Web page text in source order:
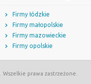
Firmy łódzkie
Firmy małopolskie
Firmy mazowieckie
Firmy opolskie
. Wszelkie prawa zastrzeżone.